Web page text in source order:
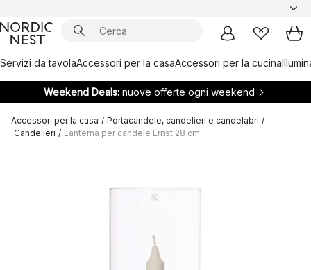
Servizi da tavolaAccessori per la casaAccessori per la cucina
Weekend Deals: nuove offerte ogni weekend
Accessori per la casa / Portacandele, candelieri e candelabri /
Candelieri / Lanterna per candele Ernst 28 cm